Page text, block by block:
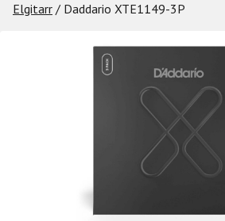
Elgitarr / Daddario XTE1149-3P